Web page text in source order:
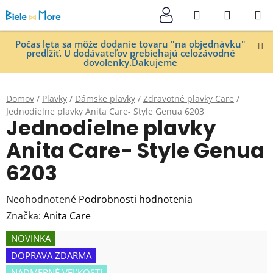
na
obsah
Počas leta sa môže dodanie tovaru "na objednávku"
predĺžiť. U dodávateľov prebiehajú celozávodné
dovolenky.Ďakujeme
Hľadať
KOŠÍK
Domov / Plavky / Dámske plavky / Zdravotné plavky Care /
Jednodielne plavky Anita Care- Style Genua 6203
Jednodielne plavky
Anita Care- Style Genua
6203
Priemerné
hodnotenie
produktu
je
0,0
Neohodnotené Podrobnosti hodnotenia
Značka: Anita Care
NOVINKA
DOPRAVA ZDARMA